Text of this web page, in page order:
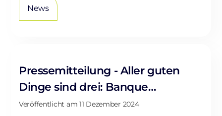
News
Pressemitteilung - Aller guten
Dinge sind drei: Banque
Raiffeisen erhält zum dritten Mal
Veröffentlicht am 11 Dezember 2024